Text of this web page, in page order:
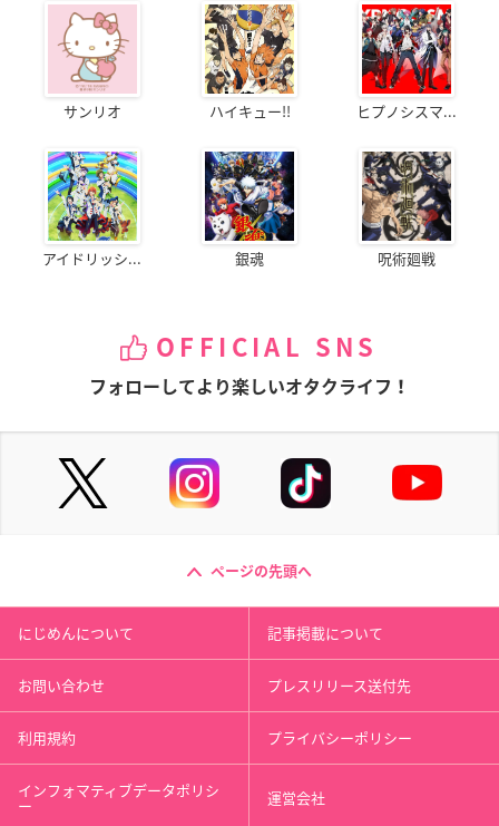
サンリオ ハイキュー!! ヒプノシスマ...
アイドリッシ... 銀魂 呪術廻戦
OFFICIAL SNS
フォローしてより楽しいオタクライフ！
ページの先頭へ
にじめんについて 記事掲載について
お問い合わせ プレスリリース送付先
利用規約 プライバシーポリシー
インフォマティブデータポリシ
ー 運営会社